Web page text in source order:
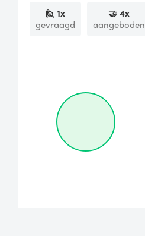
🙋 1x
gevraagd
🤝4x
aangeboden